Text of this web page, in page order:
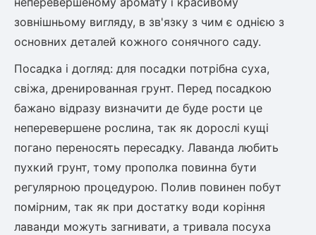
зовнішньому вигляду, в зв'язку з чим є однією з
основних деталей кожного сонячного саду.
Посадка і догляд: для посадки потрібна суха,
свіжа, дренированная грунт. Перед посадкою
бажано відразу визначити де буде рости це
неперевершене рослина, так як дорослі кущі
погано переносять пересадку. Лаванда любить
пухкий грунт, тому прополка повинна бути
регулярною процедурою. Полив повинен побут
помірним, так як при достатку води коріння
лаванди можуть загнивати, а тривала посуха